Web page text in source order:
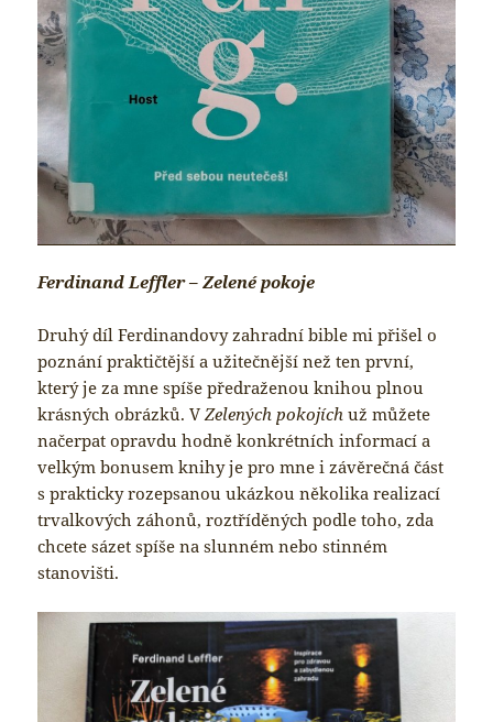
Ferdinand Leffler – Zelené pokoje
Druhý díl Ferdinandovy zahradní bible mi přišel o
poznání praktičtější a užitečnější než ten první,
který je za mne spíše předraženou knihou plnou
krásných obrázků. VZelených pokojích už můžete
načerpat opravdu hodně konkrétních informací a
velkým bonusem knihy je pro mne i závěrečná část
s prakticky rozepsanou ukázkou několika realizací
trvalkových záhonů, roztříděných podle toho, zda
chcete sázet spíše na slunném nebo stinném
stanovišti.